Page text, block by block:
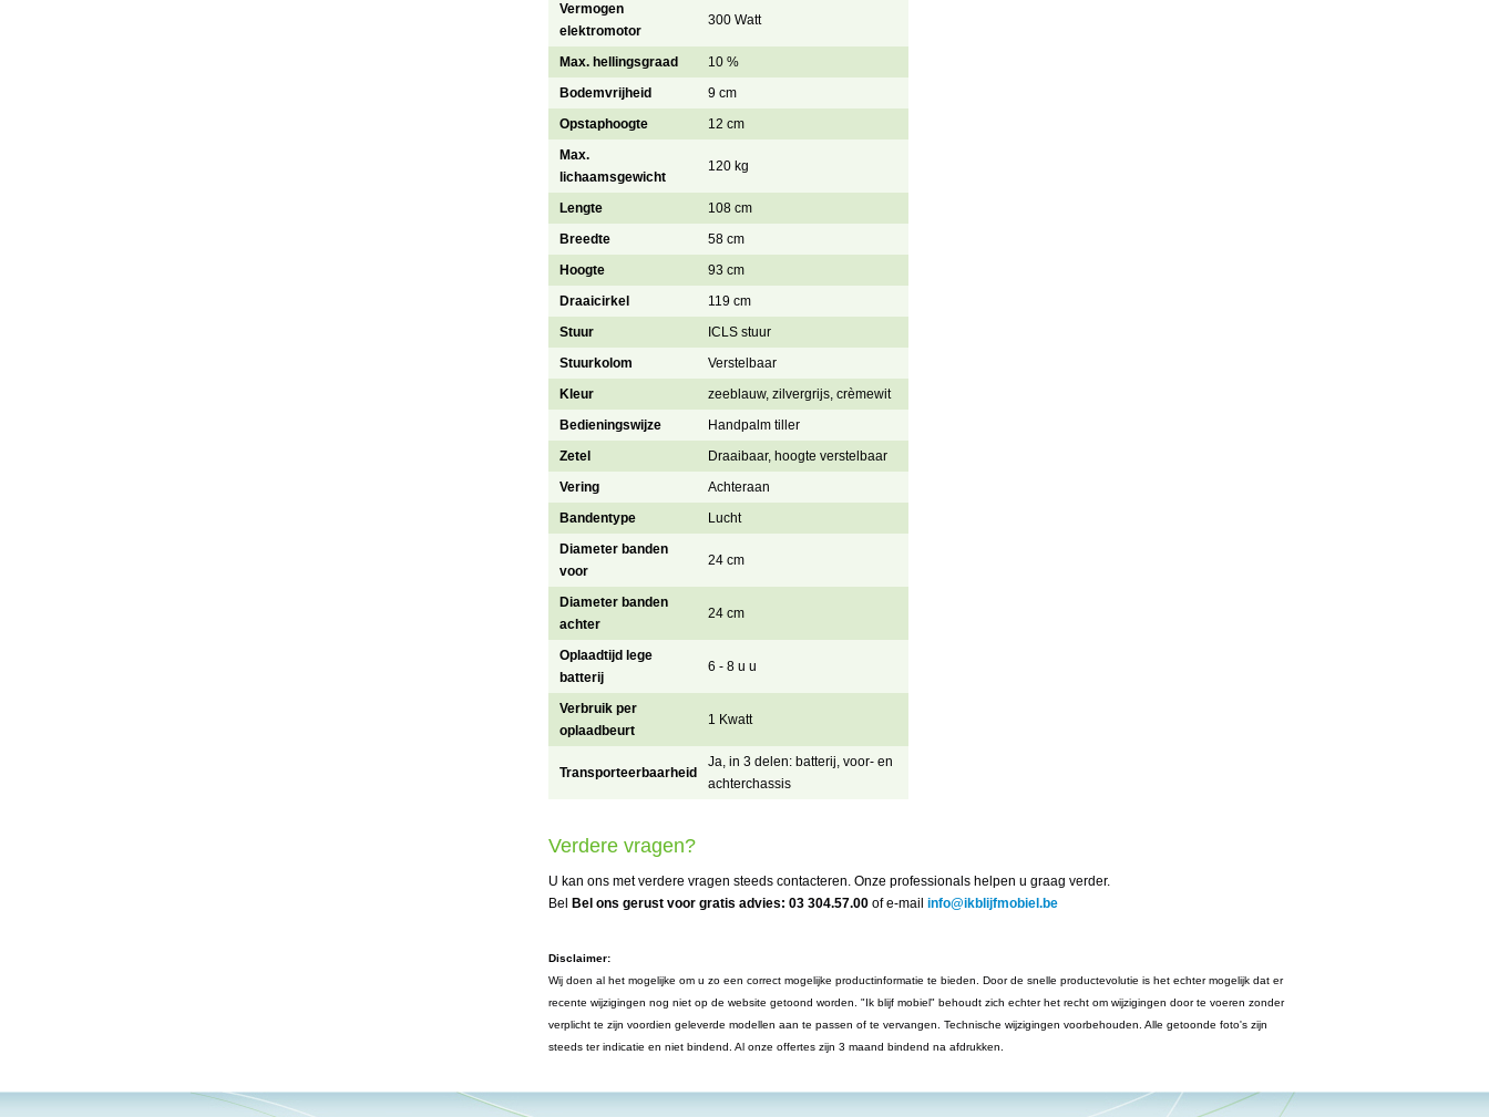
Vermogen
elektromotor
300 Watt
Max. hellingsgraad
10 %
Bodemvrijheid
9 cm
Opstaphoogte
12 cm
Max.
lichaamsgewicht
120 kg
Lengte
108 cm
Breedte
58 cm
Hoogte
93 cm
Draaicirkel
119 cm
Stuur
ICLS stuur
Stuurkolom
Verstelbaar
Kleur
zeeblauw, zilvergrijs, crèmewit
Bedieningswijze
Handpalm tiller
Zetel
Draaibaar, hoogte verstelbaar
Vering
Achteraan
Bandentype
Lucht
Diameter banden
voor
24 cm
Diameter banden
achter
24 cm
Oplaadtijd lege
batterij
6 - 8 u u
Verbruik per
oplaadbeurt
1 Kwatt
Transporteerbaarheid
Ja, in 3 delen: batterij, voor- en
achterchassis
Verdere vragen?
U kan ons met verdere vragen steeds contacteren. Onze professionals helpen u graag verder.
Bel
Bel ons gerust voor gratis advies: 03 304.57.00 of e-mail info@ikblijfmobiel.be
Disclaimer:
Wij doen al het mogelijke om u zo een correct mogelijke productinformatie te bieden. Door de snelle productevolutie is het echter mogelijk dat er
recente wijzigingen nog niet op de website getoond worden. "Ik blijf mobiel" behoudt zich echter het recht om wijzigingen door te voeren zonder
verplicht te zijn voordien geleverde modellen aan te passen of te vervangen. Technische wijzigingen voorbehouden. Alle getoonde foto's zijn
steeds ter indicatie en niet bindend. Al onze offertes zijn 3 maand bindend na afdrukken.